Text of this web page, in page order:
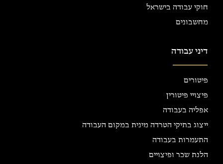
חוקי עבודה בישראל
מחשבונים
דיני עבודה
פיטורים
פיצויי פיטורין
אפליה בעבודה
ייצוג בתיקי הטרדה מינית במקום העבודה
התעמרות בעבודה
הלנת שכר ופיצויים